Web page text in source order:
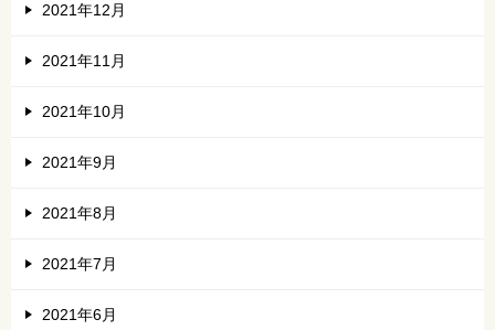
2021年12月
2021年11月
2021年10月
2021年9月
2021年8月
2021年7月
2021年6月